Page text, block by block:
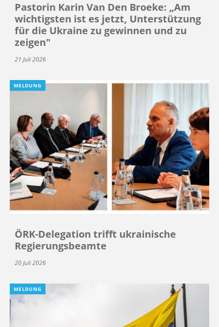
Pastorin Karin Van Den Broeke: „Am
wichtigsten ist es jetzt, Unterstützung
für die Ukraine zu gewinnen und zu
zeigen"
21 Juli 2026
MELDUNG
ÖRK-Delegation trifft ukrainische
Regierungsbeamte
20 Juli 2026
MELDUNG